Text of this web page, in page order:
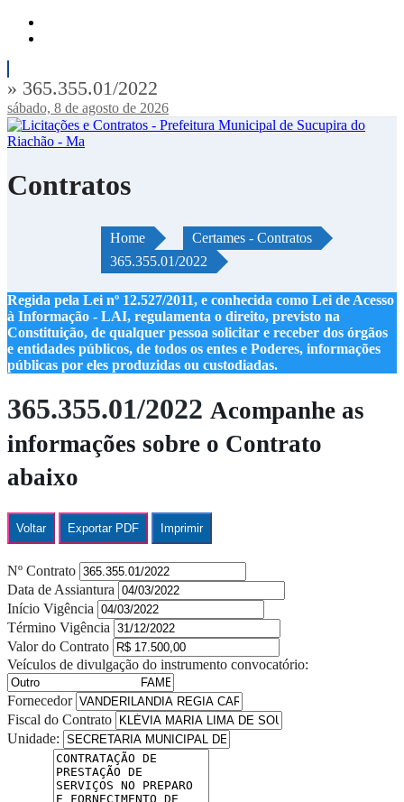
» 365.355.01/2022
sábado, 8 de agosto de 2026
Contratos
Home
Certames - Contratos
365.355.01/2022
Regida pela Lei nº 12.527/2011, e conhecida como Lei de Acesso
à Informação - LAI, regulamenta o direito, previsto na
Constituição, de qualquer pessoa solicitar e receber dos órgãos
e entidades públicos, de todos os entes e Poderes, informações
públicas por eles produzidas ou custodiadas.
365.355.01/2022 Acompanhe as
informações sobre o Contrato
abaixo
Voltar Exportar PDF Imprimir
Nº Contrato
Data de Assiantura
Início Vigência
Término Vigência
Valor do Contrato
Veículos de divulgação do instrumento convocatório:
Fornecedor
Fiscal do Contrato
Unidade: